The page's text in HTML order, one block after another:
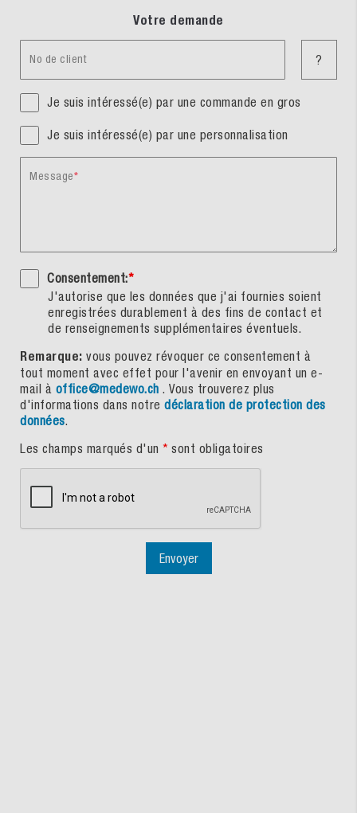
Votre demande
No de client ?
Je suis intéressé(e) par une commande en gros
Je suis intéressé(e) par une personnalisation
Message
Consentement:*
J'autorise que les données que j'ai fournies soient
enregistrées durablement à des fins de contact et
de renseignements supplémentaires éventuels.
Remarque: vous pouvez révoquer ce consentement à
tout moment avec effet pour l'avenir en envoyant un e-
mail à office@medewo.ch . Vous trouverez plus
d'informations dans notre déclaration de protection des
données.
Les champs marqués d'un * sont obligatoires
Envoyer